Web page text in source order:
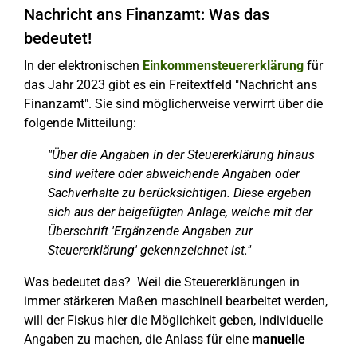
Nachricht ans Finanzamt: Was das
bedeutet!
In der elektronischen Einkommensteuererklärung für
das Jahr 2023 gibt es ein Freitextfeld "Nachricht ans
Finanzamt". Sie sind möglicherweise verwirrt über die
folgende Mitteilung:
"Über die Angaben in der Steuererklärung hinaus
sind weitere oder abweichende Angaben oder
Sachverhalte zu berücksichtigen. Diese ergeben
sich aus der beigefügten Anlage, welche mit der
Überschrift 'Ergänzende Angaben zur
Steuererklärung' gekennzeichnet ist."
Was bedeutet das? Weil die Steuererklärungen in
immer stärkeren Maßen maschinell bearbeitet werden,
will der Fiskus hier die Möglichkeit geben, individuelle
Angaben zu machen, die Anlass für eine manuelle